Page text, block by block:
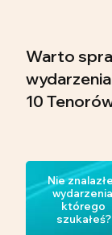
Warto
10
Nie
którego
szukałeś?